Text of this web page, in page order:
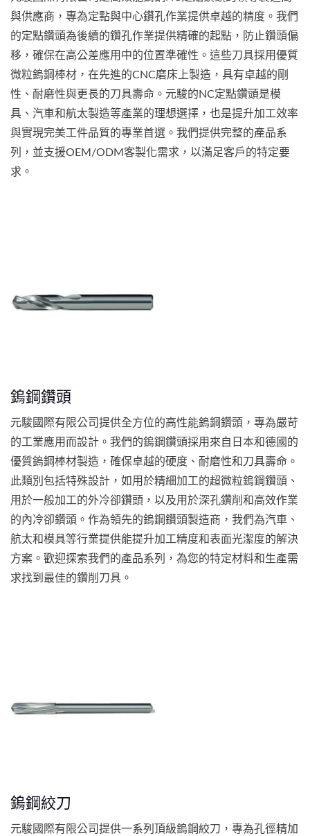
與供應商，專為定點與中心鑽孔作業提供卓越的精度。我們
的定點鑽頭為後續的鑽孔作業提供精確的起點，防止鑽頭偏
移，確保在高公差應用中的位置準確性。這些刀具採用優質
微粒鎢鋼棒材，在先進的CNC磨床上製造，具有卓越的剛
性、耐磨性與更長的刀具壽命。元駿的NC定點鑽頭是模
具、汽車和航太製造等產業的理想選擇，也是提升加工效率
與實現完美工件品質的專業首選。我們提供完整的產品系
列，並支援OEM/ODM客製化需求，以滿足客戶的特定要
求。
鎢鋼鑽頭
元駿國際有限公司提供全方位的高性能鎢鋼鑽頭，專為嚴苛
的工業應用而設計。我們的鎢鋼鑽頭採用來自日本和德國的
優質鎢鋼棒材製造，確保卓越的硬度、耐磨性和刀具壽命。
此類別包括特殊設計，如用於精細加工的超微粒鎢鋼鑽頭、
用於一般加工的外冷卻鑽頭，以及用於深孔鑽削和高效作業
的內冷卻鑽頭。作為領先的鎢鋼鑽頭製造商，我們為汽車、
航太和模具等行業提供能提升加工精度和表面光潔度的解決
方案。歡迎探索我們的產品系列，為您的特定材料和生產需
求找到最佳的鑽削刀具。
鎢鋼絞刀
元駿國際有限公司提供一系列頂級鎢鋼絞刀，專為孔徑精加